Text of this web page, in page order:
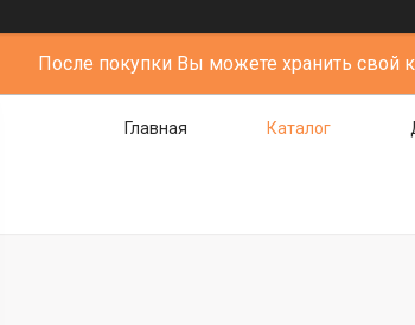
После покупки Вы можете хранить свой
Главная Каталог